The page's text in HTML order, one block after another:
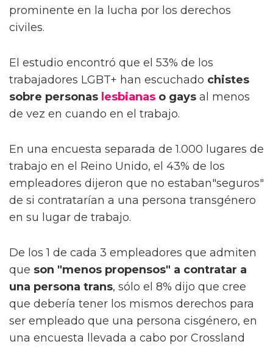
prominente en la lucha por los derechos
civiles.
El estudio encontró que el 53% de los
trabajadores LGBT+ han escuchado chistes
sobre personas lesbianas o gays al menos
de vez en cuando en el trabajo.
En una encuesta separada de 1.000 lugares de
trabajo en el Reino Unido, el 43% de los
empleadores dijeron que no estaban"seguros"
de si contratarían a una persona transgénero
en su lugar de trabajo.
De los 1 de cada 3 empleadores que admiten
que son "menos propensos" a contratar a
una persona trans, sólo el 8% dijo que cree
que debería tener los mismos derechos para
ser empleado que una persona cisgénero, en
una encuesta llevada a cabo por Crossland